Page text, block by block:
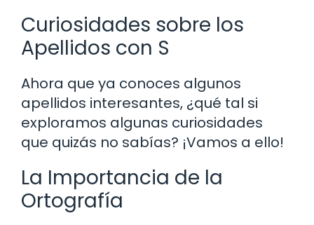
Curiosidades sobre los
Apellidos con S
Ahora que ya conoces algunos
apellidos interesantes, ¿qué tal si
exploramos algunas curiosidades
que quizás no sabías? ¡Vamos a ello!
La Importancia de la
Ortografía